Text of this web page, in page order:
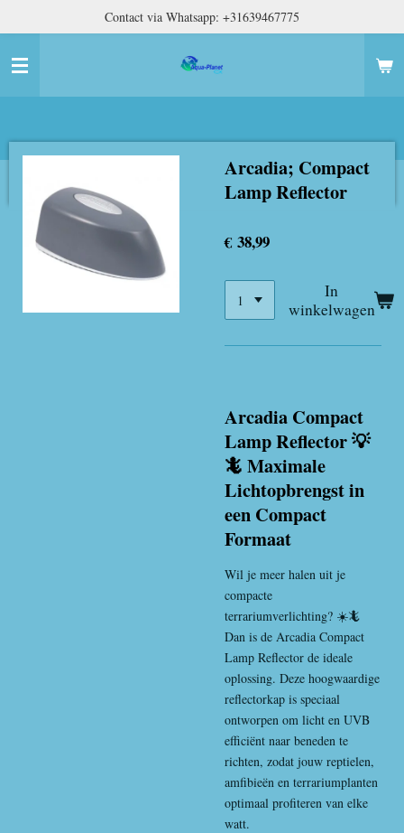
naar
hoofdinhoud
Contact via Whatsapp: +31639467775
Arcadia; Compact
Lamp Reflector
€ 38,99
In
winkelwagen
Arcadia Compact
Lamp Reflector 💡
🦎 Maximale
Lichtopbrengst in
een Compact
Formaat
Wil je meer halen uit je
compacte
terrariumverlichting? ☀️🦎
Dan is de Arcadia Compact
Lamp Reflector de ideale
oplossing. Deze hoogwaardige
reflectorkap is speciaal
ontworpen om licht en UVB
efficiënt naar beneden te
richten, zodat jouw reptielen,
amfibieën en terrariumplanten
optimaal profiteren van elke
watt.